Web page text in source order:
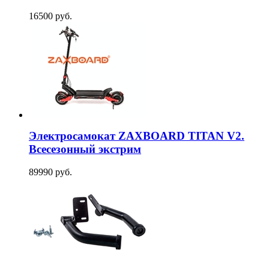
16500 руб.
Электросамокат ZAXBOARD TITAN V2.
Всесезонный экстрим
89990 руб.